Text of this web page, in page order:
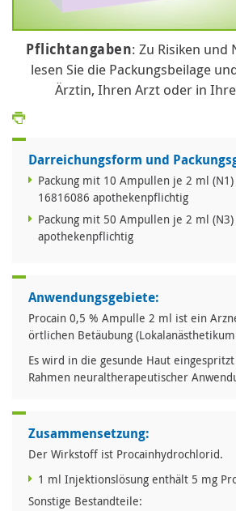
Pflichtangaben: Zu Risiken und
lesen Sie die Packungsbeilage
Ärztin, Ihren Arzt oder in
Darreichungsform und
Packung mit 10 Ampullen je 2 ml (N1)
16816086 apothekenpflichtig
Packung mit 50 Ampullen je 2 ml (N3)
apothekenpflichtig
Anwendungsgebiete:
Procain 0,5 % Ampulle 2 ml ist ein
örtlichen Betäubung
Es wird in die gesunde Haut
Rahmen neuraltherapeutischer
Zusammensetzung:
Der Wirkstoff ist Procainhydrochlorid.
1 ml Injektionslösung enthält 5 mg
Sonstige Bestandteile: